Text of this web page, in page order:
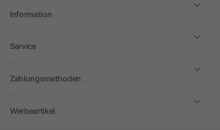
Information
Service
Zahlungsmethoden
Werbeartikel